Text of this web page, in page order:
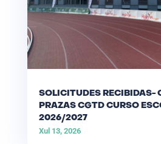
SOLICITUDES RECIBIDAS-
PRAZAS CGTD CURSO
2026/2027
Xul 13, 2026